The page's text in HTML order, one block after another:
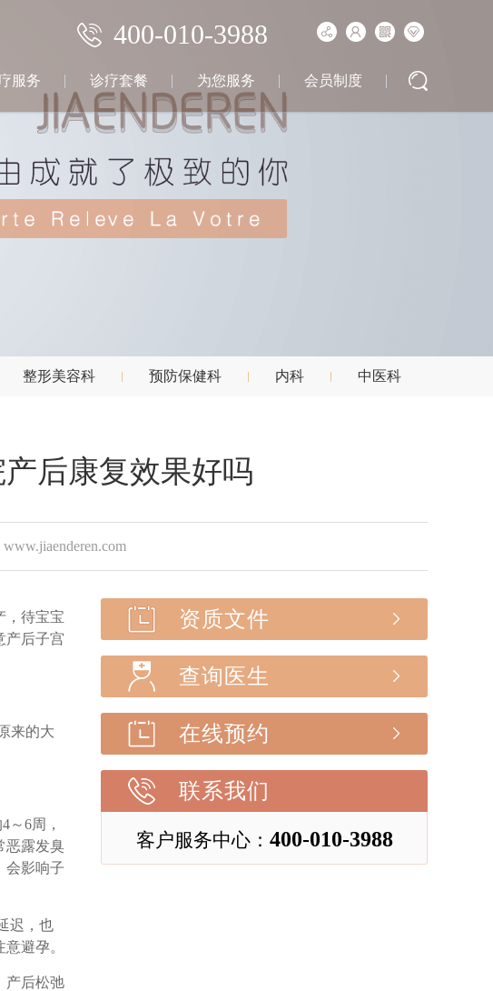
400-010-3988
服务 诊疗套餐 为您服务 会员制度
整形美容科 预防保健科 内科 中医科
后康复效果好吗
，待宝宝
产后子宫
来的大
6周，
恶露发臭
会影响子
迟，也
避孕。
产后松弛
资质文件
查询医生
在线预约
联系我们
客户服务中心： 400-010-3988